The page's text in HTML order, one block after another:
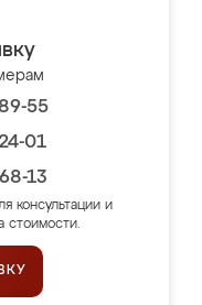
55
01
13
консультации и
стоимости.